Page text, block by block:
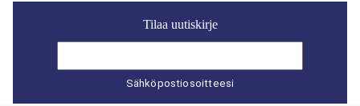
Tilaa uutiskirje
Sähköpostiosoitteesi